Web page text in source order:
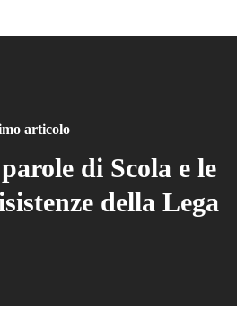
articolo
di Scola e le
della Lega